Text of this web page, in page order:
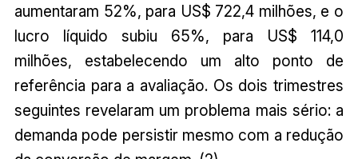
aumentaram 52%, para US$ 722,4 milhões, e o
lucro líquido subiu 65%, para US$ 114,0
milhões, estabelecendo um alto ponto de
referência para a avaliação. Os dois trimestres
seguintes revelaram um problema mais sério: a
demanda pode persistir mesmo com a redução